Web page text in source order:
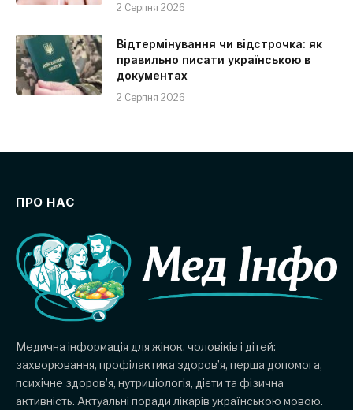
2 Серпня 2026
Відтермінування чи відстрочка: як
правильно писати українською в
документах
2 Серпня 2026
ПРО НАС
Медична інформація для жінок, чоловіків і дітей:
захворювання, профілактика здоров’я, перша допомога,
психічне здоров’я, нутриціологія, дієти та фізична
активність. Актуальні поради лікарів українською мовою.